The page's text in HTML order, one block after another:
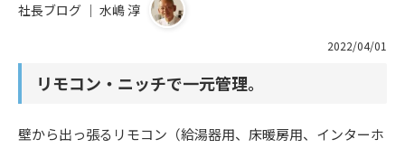
建築実績
社長ブログ ｜ 水嶋 淳
2022/04/01
リモコン・ニッチで一元管理。
壁から出っ張るリモコン（給湯器用、床暖房用、インターホ